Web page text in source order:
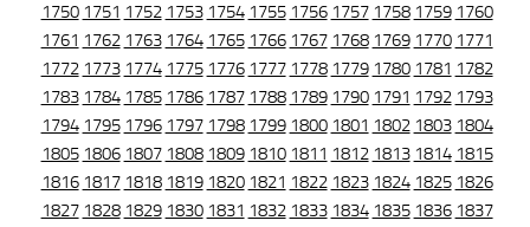
1750 1751 1752 1753 1754 1755 1756 1757 1758 1759 1760
1761 1762 1763 1764 1765 1766 1767 1768 1769 1770 1771
1772 1773 1774 1775 1776 1777 1778 1779 1780 1781 1782
1783 1784 1785 1786 1787 1788 1789 1790 1791 1792 1793
1794 1795 1796 1797 1798 1799 1800 1801 1802 1803 1804
1805 1806 1807 1808 1809 1810 1811 1812 1813 1814 1815
1816 1817 1818 1819 1820 1821 1822 1823 1824 1825 1826
1827 1828 1829 1830 1831 1832 1833 1834 1835 1836 1837